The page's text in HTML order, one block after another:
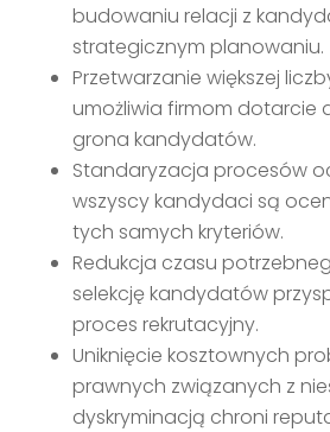
budowaniu relacji z
strategicznym planowaniu.
Przetwarzanie większej
umożliwia firmom dotarcie
grona kandydatów.
Standaryzacja procesów
wszyscy kandydaci są
tych samych kryteriów.
Redukcja czasu
selekcję kandydatów
proces rekrutacyjny.
Uniknięcie kosztownych
prawnych związanych z
dyskryminacją chroni